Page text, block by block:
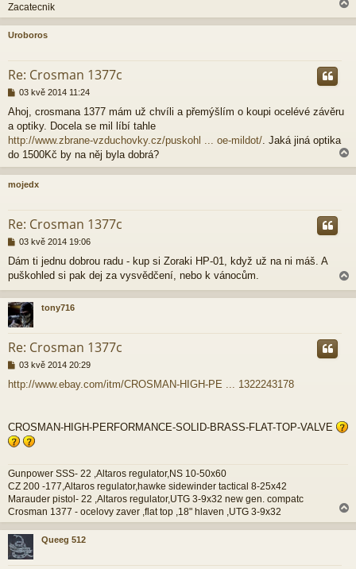
v
k
Zacatecnik
a
h
Uroboros
Re: Crosman 1377c
P
í
s
p
ě
e
k
03 kvě 2014 11:24
Ahoj, crosmana 1377 mám už chvíli a přemýšlím o koupi ocelévé závěru
a optiky. Docela se mil líbí tahle
http://www.zbrane-vzduchovky.cz/puskohl ... oe-mildot/ . Jaká jiná optika
do 1500Kč by na něj byla dobrá?
a
h
mojedx
Re: Crosman 1377c
P
í
s
p
ě
v
e
03 kvě 2014 19:06
Dám ti jednu dobrou radu - kup si Zoraki HP-01, když už na ni máš. A
puškohled si pak dej za vysvědčení, nebo k vánocům.
a
h
tony716
Re: Crosman 1377c
P
í
ě
v
e
03 kvě 2014 20:29
http://www.ebay.com/itm/CROSMAN-HIGH-PE ... 1322243178
CROSMAN-HIGH-PERFORMANCE-SOLID-BRASS-FLAT-TOP-VALVE
Gunpower SSS- 22 ,Altaros regulator,NS 10-50x60
CZ 200 -177,Altaros regulator,hawke sidewinder tactical 8-25x42
Marauder pistol- 22 ,Altaros regulator,UTG 3-9x32 new gen. compatc
Crosman 1377 - ocelovy zaver ,flat top ,18" hlaven ,UTG 3-9x32
a
h
Queeg 512